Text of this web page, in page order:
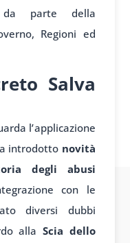
da parte della
Regioni ed
Salva
l’applicazione
introdotto novità
degli abusi
con le
diversi dubbi
alla Scia dello